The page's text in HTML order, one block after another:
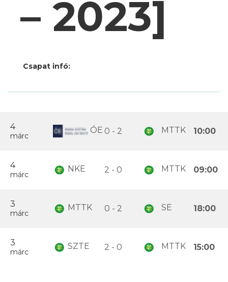
– 2023]
Csapat infó:
4
márc
ÓE 0 - 2 MTTK 10:00
4
márc
NKE 2 - 0 MTTK 09:00
3
márc
MTTK 0 - 2 SE 18:00
3
márc
SZTE 2 - 0 MTTK 15:00